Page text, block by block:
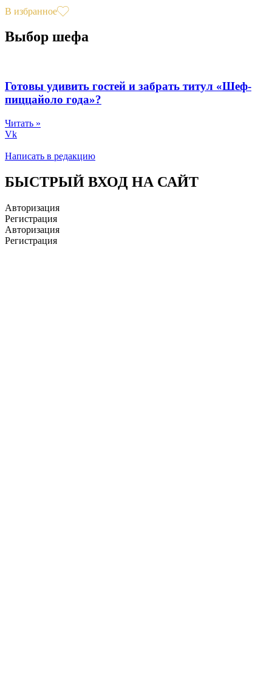
В избранное
Выбор шефа
Готовы удивить гостей и забрать титул «Шеф-
пиццайоло года»?
Читать »
Vk
Написать в редакцию
БЫСТРЫЙ ВХОД НА САЙТ
Авторизация
Регистрация
Авторизация
Регистрация